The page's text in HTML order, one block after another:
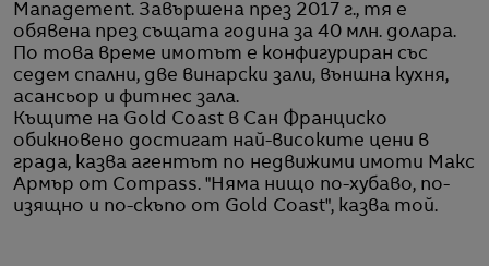
Management. Завършена през 2017 г., тя е
обявена през същата година за 40 млн. долара.
По това време имотът е конфигуриран със
седем спални, две винарски зали, външна кухня,
асансьор и фитнес зала.
Къщите на Gold Coast в Сан Франциско
обикновено достигат най-високите цени в
града, казва агентът по недвижими имоти Макс
Армър от Compass. "Няма нищо по-хубаво, по-
изящно и по-скъпо от Gold Coast", казва той.